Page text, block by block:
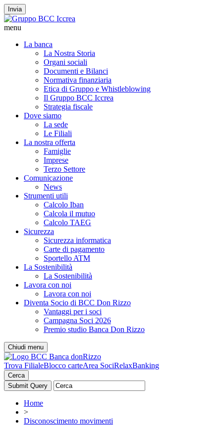
Invia
menu
La banca
La Nostra Storia
Organi sociali
Documenti e Bilanci
Normativa finanziaria
Etica di Gruppo e Whistleblowing
Il Gruppo BCC Iccrea
Strategia fiscale
Dove siamo
La sede
Le Filiali
La nostra offerta
Famiglie
Imprese
Terzo Settore
Comunicazione
News
Strumenti utili
Calcolo Iban
Calcola il mutuo
Calcolo TAEG
Sicurezza
Sicurezza informatica
Carte di pagamento
Sportello ATM
La Sostenibilità
La Sostenibilità
Lavora con noi
Lavora con noi
Diventa Socio di BCC Don Rizzo
Vantaggi per i soci
Campagna Soci 2026
Premio studio Banca Don Rizzo
Chiudi menu
Trova FilialeBlocco carteArea SociRelaxBanking
Cerca
Home
>
Disconoscimento movimenti